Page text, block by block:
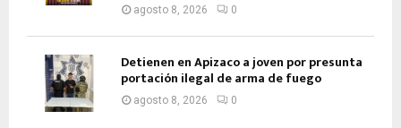
agosto 8, 2026 0
Detienen en Apizaco a joven por presunta
portación ilegal de arma de fuego
agosto 8, 2026 0